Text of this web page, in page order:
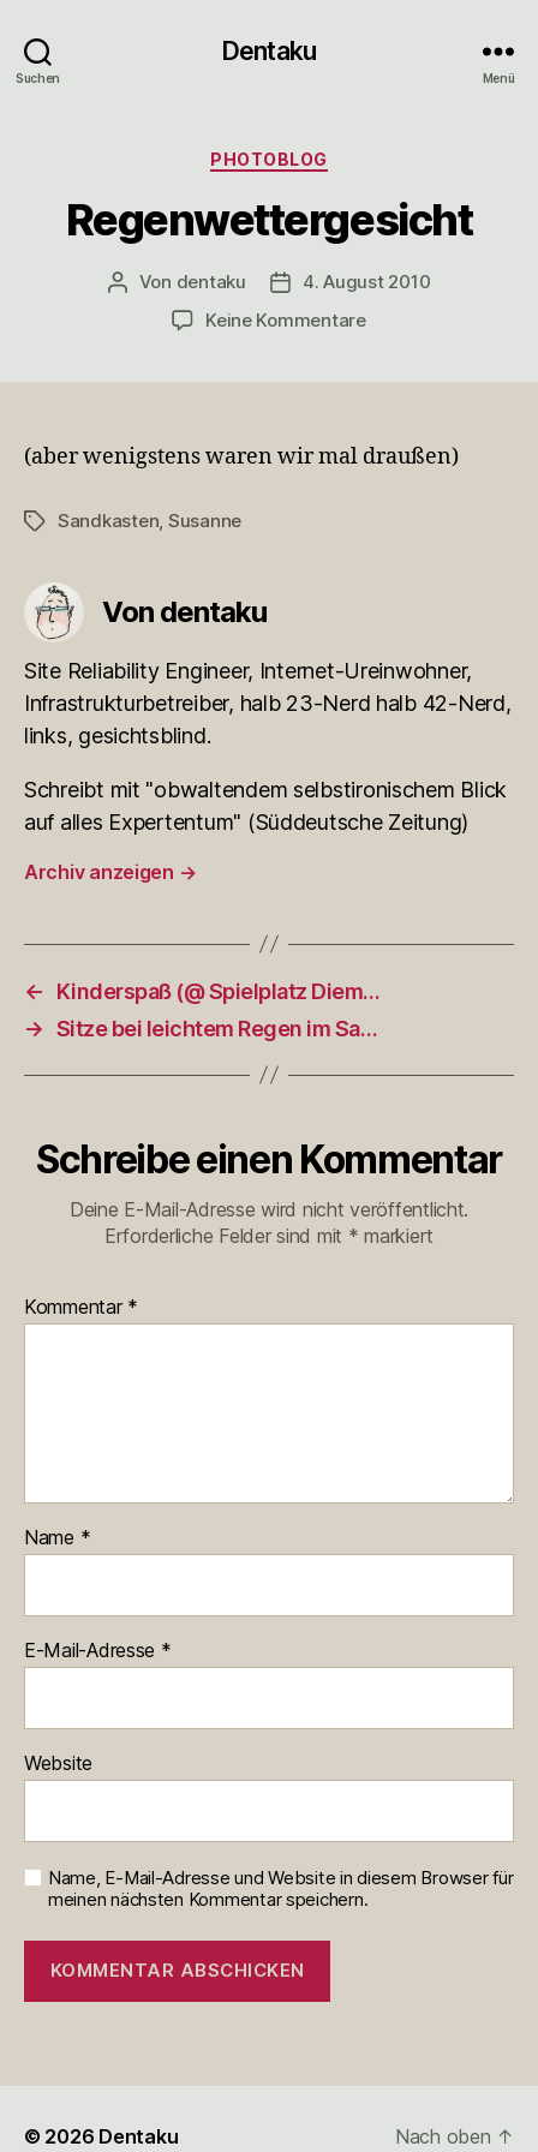
Suchen
Dentaku
Menü
Kategorien
PHOTOBLOG
Regenwettergesicht
Beitragsautor
Von dentaku Veröffentlichungsdatum
4. August 2010
Keine Kommentarezu
(aber wenigstens waren wir mal draußen)
Schlagwörter
Sandkasten Susanne
Von dentaku
Site Reliability Engineer, Internet-Ureinwohner,
Infrastrukturbetreiber, halb 23-Nerd halb 42-Nerd,
links, gesichtsblind.
Schreibt mit "obwaltendem selbstironischem Blick
auf alles Expertentum" (Süddeutsche Zeitung)
Archiv anzeigen →
←
Kinderspaß (@ Spielplatz Diem…
→ Sitze bei leichtem Regen im Sa…
Schreibe einen Kommentar
Deine E-Mail-Adresse wird nicht veröffentlicht.
Erforderliche Felder sind mit * markiert
Kommentar *
Name *
E-Mail-Adresse *
Website
Name, E-Mail-Adresse und Website in diesem Browser für
meinen nächsten Kommentar speichern.
© 2026 Dentaku Nach oben ↑